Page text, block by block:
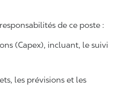
de ce poste :
(Capex), incluant, le suivi
les prévisions et les